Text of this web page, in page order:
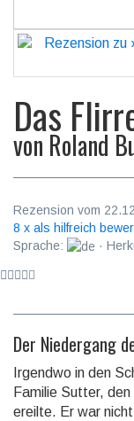
Das
von Roland
Rezension vom
8 x als hilfreich
Sprache:
·
Der Niedergang
Irgendwo in den
Familie Sutter,
ereilte. Er war